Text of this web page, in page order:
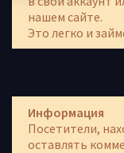
нашем сайте.
Это легко и
Информация
Посетители,
оставлять